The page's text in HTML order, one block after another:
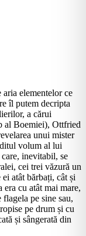
aria elementelor ce
îl putem decripta
a cărui
al Boemiei), Ottfried
unui mister
volum al lui
inevitabil, se
cei trei văzură un
atât bărbați, cât și
cu atât mai mare,
pe sine sau,
pe drum și cu
și sângerată din